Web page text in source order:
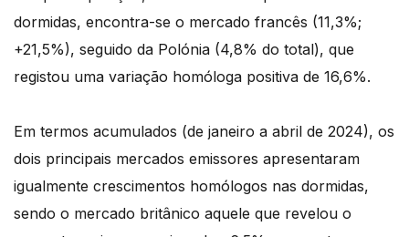
dormidas, encontra-se o mercado francês (11,3%;
+21,5%), seguido da Polónia (4,8% do total), que
registou uma variação homóloga positiva de 16,6%.
Em termos acumulados (de janeiro a abril de 2024), os
dois principais mercados emissores apresentaram
igualmente crescimentos homólogos nas dormidas,
sendo o mercado britânico aquele que revelou o